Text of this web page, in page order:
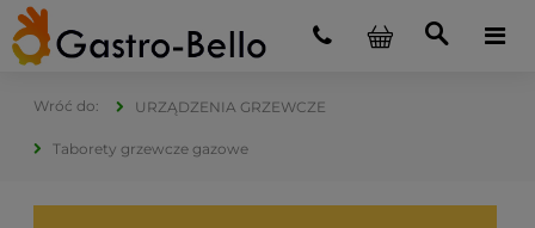
URZĄDZENIA GRZEWCZE
Taborety grzewcze gazowe